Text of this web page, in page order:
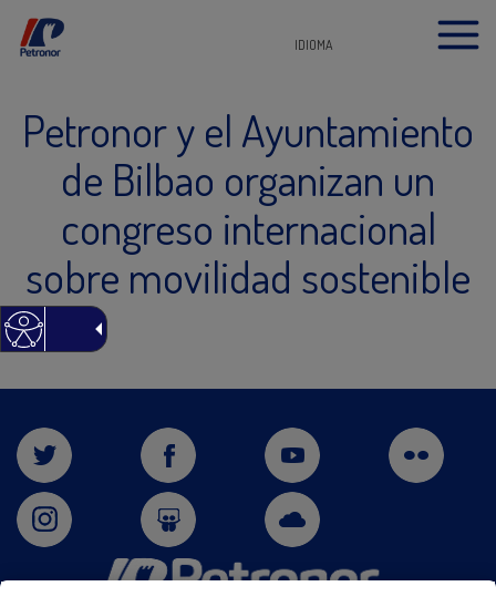
IDIOMA
Petronor y el Ayuntamiento
de Bilbao organizan un
congreso internacional
sobre movilidad sostenible